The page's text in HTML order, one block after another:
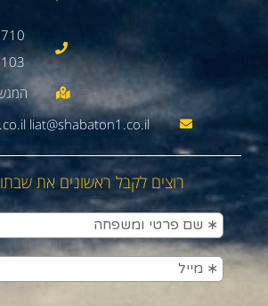
052-
liat@shabaton1.co.il
רוצים לקבל ראשונים את